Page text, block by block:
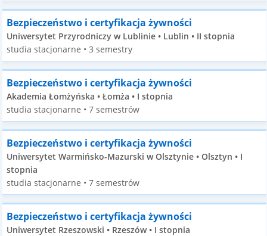
Bezpieczeństwo i certyfikacja żywności
Uniwersytet Przyrodniczy w Lublinie • Lublin • II stopnia
studia stacjonarne • 3 semestry
Bezpieczeństwo i certyfikacja żywności
Akademia Łomżyńska • Łomża • I stopnia
studia stacjonarne • 7 semestrów
Bezpieczeństwo i certyfikacja żywności
Uniwersytet Warmińsko-Mazurski w Olsztynie • Olsztyn • I
stopnia
studia stacjonarne • 7 semestrów
Bezpieczeństwo i certyfikacja żywności
Uniwersytet Rzeszowski • Rzeszów • I stopnia